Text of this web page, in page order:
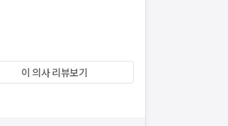
이 의사 리뷰보기